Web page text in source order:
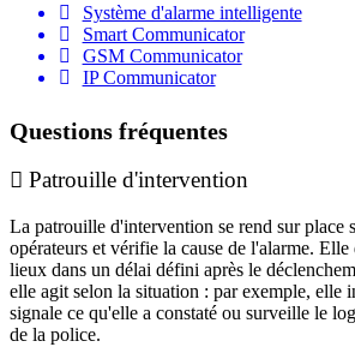
Système d'alarme intelligente
Smart Communicator
GSM Communicator
IP Communicator
Questions fréquentes
Patrouille d'intervention
La patrouille d'intervention se rend sur place
opérateurs et vérifie la cause de l'alarme.
lieux dans un délai défini après le
elle agit selon la situation : par exemple, elle
signale ce qu'elle a constaté ou surveille le
de la police.